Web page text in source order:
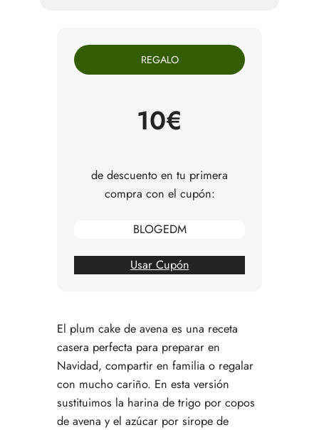
Ingredientes para preparar plum cake de avena
Cómo hacer plum cake de avena paso a paso
Consejos para servir y regalar este plum cake
REGALO
10€
de descuento en tu primera
compra con el cupón:
BLOGEDM
Usar Cupón
El plum cake de avena es una receta
casera perfecta para preparar en
Navidad, compartir en familia o regalar
con mucho cariño. En esta versión
sustituimos la harina de trigo por copos
de avena y el azúcar por sirope de